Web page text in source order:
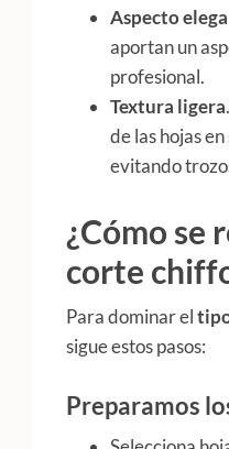
Aspecto
aportan un
profesional.
Textura ligera
de las hojas
evitando
¿Cómo se
corte
Para dominar el
sigue estos pasos:
Preparamos